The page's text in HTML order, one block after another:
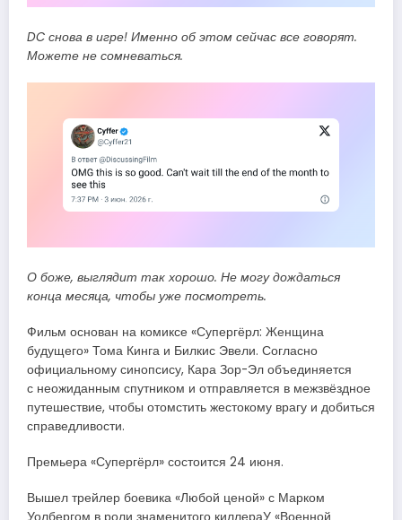
DC снова в игре! Именно об этом сейчас все говорят.
Можете не сомневаться.
О боже, выглядит так хорошо. Не могу дождаться
конца месяца, чтобы уже посмотреть.
Фильм основан на комиксе «Супергёрл: Женщина
будущего» Тома Кинга и Билкис Эвели. Согласно
официальному синопсису, Кара Зор-Эл объединяется
с неожиданным спутником и отправляется в межзвёздное
путешествие, чтобы отомстить жестокому врагу и добиться
справедливости.
Премьера «Супергёрл» состоится 24 июня.
Вышел трейлер боевика «Любой ценой» с Марком